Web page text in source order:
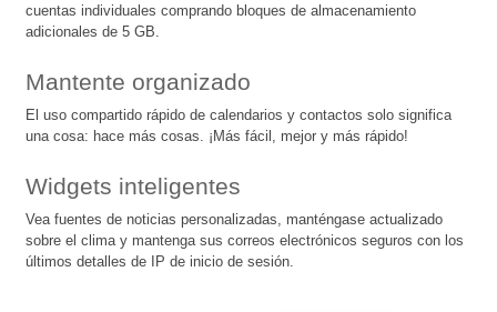
cuentas individuales comprando bloques de almacenamiento
adicionales de 5 GB.
Mantente organizado
El uso compartido rápido de calendarios y contactos solo significa
una cosa: hace más cosas. ¡Más fácil, mejor y más rápido!
Widgets inteligentes
Vea fuentes de noticias personalizadas, manténgase actualizado
sobre el clima y mantenga sus correos electrónicos seguros con los
últimos detalles de IP de inicio de sesión.